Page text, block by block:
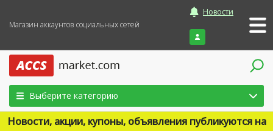
Магазин аккаунтов социальных сетей
Новости
Войти
Выберите категорию
Новости, акции, купоны, объявления публикуются на